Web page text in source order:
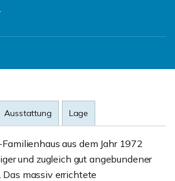
Ausstattung Lage
aus dem Jahr 1972
und zugleich gut angebundener
Das massiv errichtete